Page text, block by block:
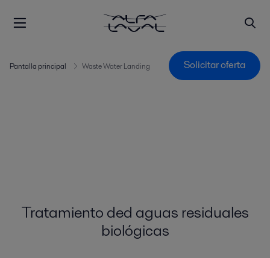
Pantalla principal Waste Water Landing Solicitar oferta
Tratamiento ded aguas residuales
biológicas